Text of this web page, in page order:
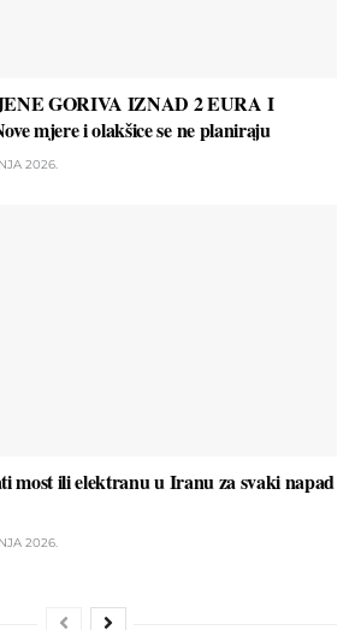
GORIVA IZNAD 2 EURA I
mjere i olakšice se ne planiraju
2026.
most ili elektranu u Iranu za svaki napad
2026.